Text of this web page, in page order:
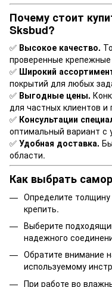
Почему стоит
Sksbud?
✅ Высокое качество.
проверенные
✅ Широкий
покрытий для любых
✅ Выгодные цены.
для частных клиентов и
✅ Консультации
оптимальный вариант с
✅ Удобная доставка.
области.
Как выбрать
Определите
крепить.
Выберите
надежного
Обратите внимание
используемому
При работе во